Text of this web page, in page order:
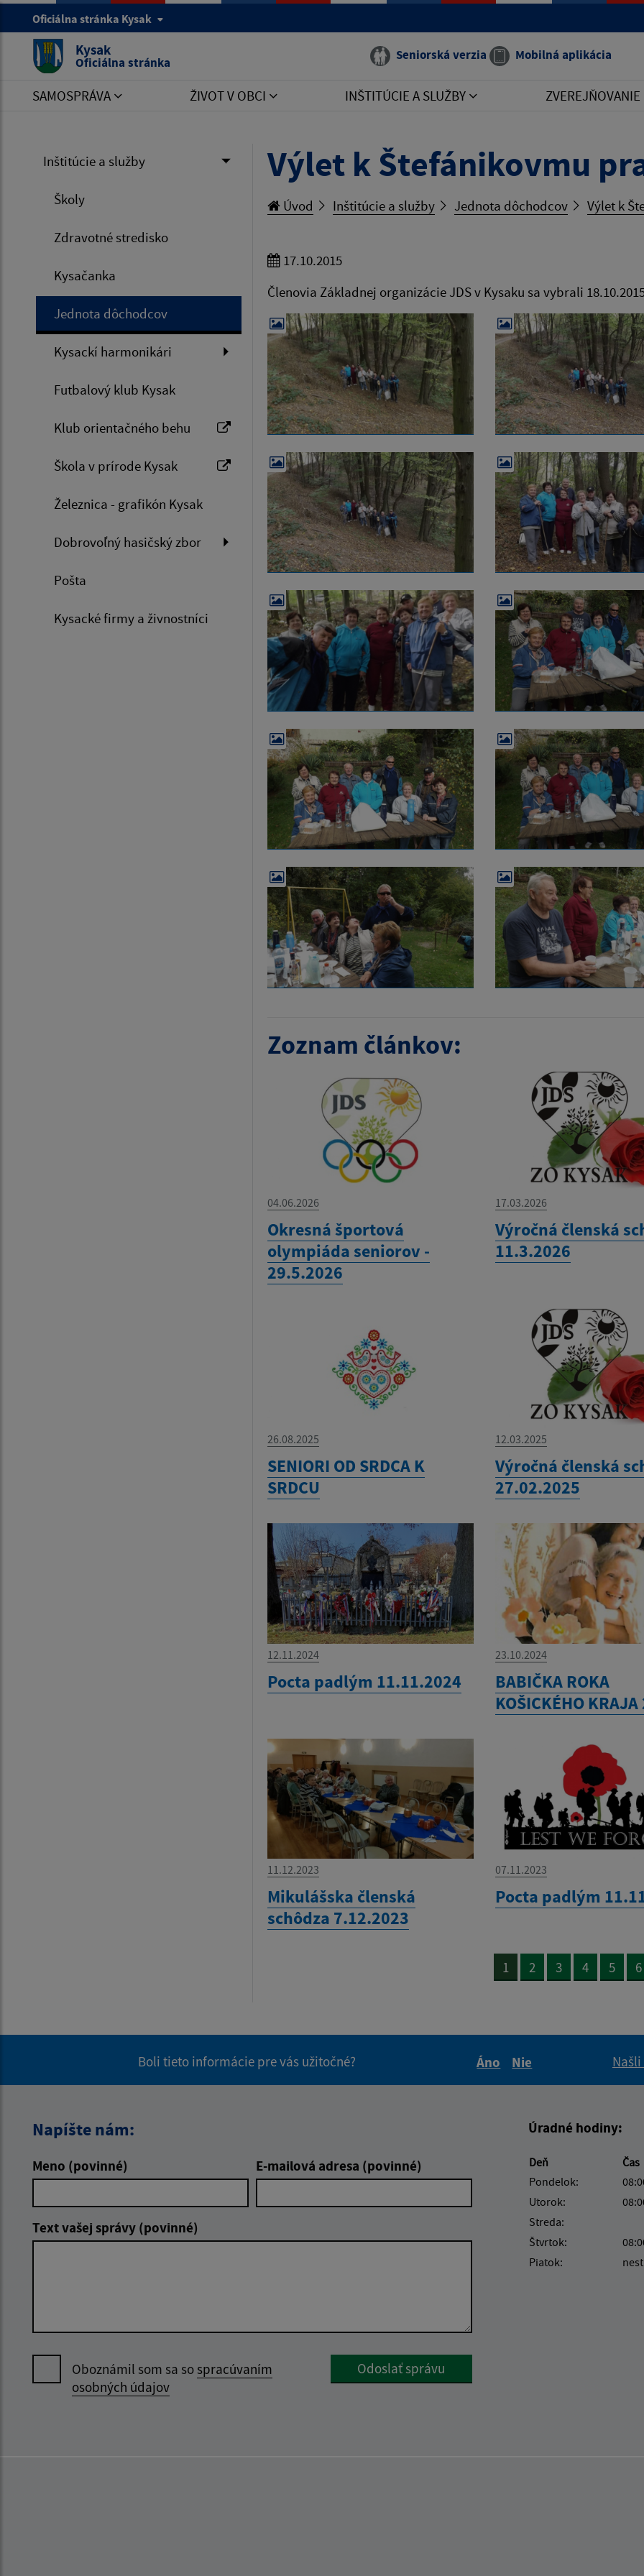
Oficiálna stránka Kysak
Kysak
Oficiálna stránka Seniorská verzia Mobilná aplikácia
SAMOSPRÁVA ŽIVOT V OBCI INŠTITÚCIE A SLUŽBY ZVEREJŇOVANIE
Inštitúcie a služby
Školy
Zdravotné stredisko
Kysačanka
Jednota dôchodcov
Kysackí harmonikári
Futbalový klub Kysak
Klub orientačného behu
Škola v prírode Kysak
Železnica - grafikón Kysak
Dobrovoľný hasičský zbor
Pošta
Kysacké firmy a živnostníci
Výlet k Štefánikovmu
Úvod Inštitúcie a služby Jednota dôchodcov Výlet k
17.10.2015
Členovia Základnej organizácie JDS v Kysaku sa vybrali
Zoznam článkov:
04.06.2026
Okresná športová
olympiáda seniorov -
29.5.2026
17.03.2026
Výročná členská
11.3.2026
26.08.2025
SENIORI OD SRDCA K
SRDCU
12.03.2025
Výročná členská
27.02.2025
12.11.2024
Pocta padlým 11.11.2024
23.10.2024
BABIČKA ROKA
KOŠICKÉHO
11.12.2023
Mikulášska členská
schôdza 7.12.2023
07.11.2023
Pocta padlým
1 2 3 4 5 6
Boli tieto informácie pre vás užitočné?
Áno
Nie
Napíšte nám:
Meno (povinné) E-mailová adresa (povinné)
Text vašej správy (povinné)
Oboznámil som sa sospracúvaním
osobných údajov
Google reCaptcha Response
Odoslať správu
Úradné hodiny:
Deň
Čas
Pondelok:
Utorok:
Streda:
Štvrtok:
Piatok: